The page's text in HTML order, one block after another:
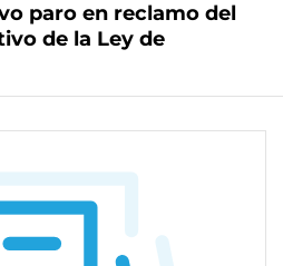
paro en reclamo del
de la Ley de